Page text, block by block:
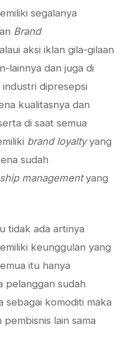
segalanya
Brand
aksi iklan gila-gilaan
lainnya dan juga di
dipresepsi
kualitasnya dan
di saat semua
brand loyaltyyang
sudah
managementyang
tidak ada artinya
keunggulan yang
itu hanya
pelanggan sudah
sebagai komoditi maka
lain sama